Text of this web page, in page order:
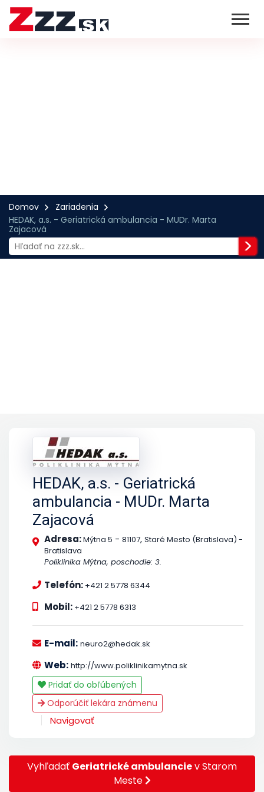
Domov
Zariadenia
HEDAK, a.s. - Geriatrická ambulancia - MUDr. Marta
Zajacová
HEDAK, a.s. - Geriatrická
ambulancia - MUDr. Marta
Zajacová
Adresa:Mýtna 5 - 81107, Staré Mesto (Bratislava) -
Bratislava
Poliklinika Mýtna, poschodie: 3.
Telefón: +421 2 5778 6344
Mobil: +421 2 5778 6313
E-mail: neuro2@hedak.sk
Web: http://www.poliklinikamytna.sk
Pridať do obľúbených
Odporúčiť lekára známenu
Navigovať
Vyhľadať Geriatrické ambulanciev Starom
Meste